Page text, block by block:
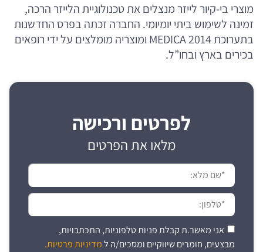
מוצרי בי-קיור לייזר מנצלים את טכנולוגיית הלייזר הרכה,
זמינה לשימוש ביתי יומיומי. החברה זכתה בפרס החדשנות
בתערוכת MEDICA 2014 ומוצריה מומלצים על ידי רופאים
בכירים בארץ ובחו”ל.
לפרטים ורכישה
מלאו את הפרטים
אני מאשר.ת קבלת פניות טלפוניות, התכתבויות,
מבצעים, חומרים שיווקיים ומסכים/ה למדיניות פרטיות.